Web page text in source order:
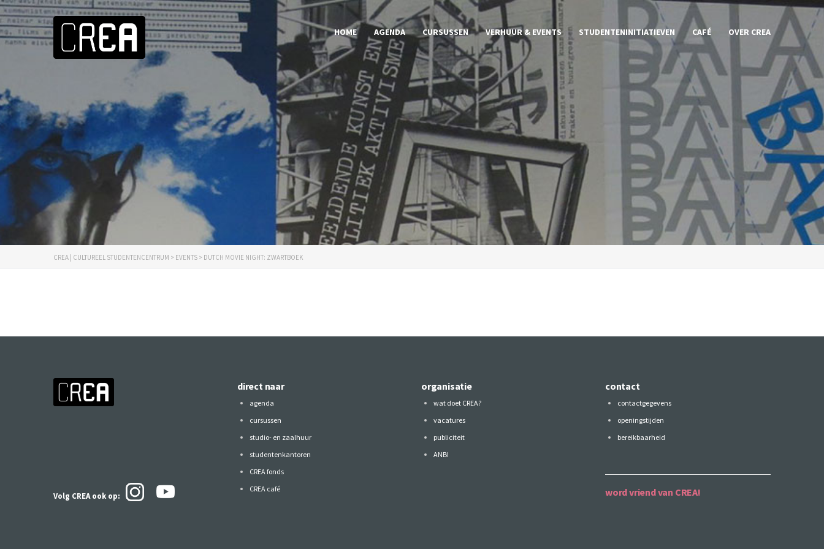
HOME AGENDA CURSUSSEN VERHUUR & EVENTS STUDENTENINITIATIEVEN CAFÉ OVER CREA
CREA | CULTUREEL STUDENTENCENTRUM > EVENTS > DUTCH MOVIE NIGHT: ZWARTBOEK
Volg CREA ook op:
direct naar
agenda
cursussen
studio- en zaalhuur
studentenkantoren
CREA fonds
CREA café
organisatie
wat doet CREA?
vacatures
publiciteit
ANBI
contact
contactgegevens
openingstijden
bereikbaarheid
word vriend van CREA!